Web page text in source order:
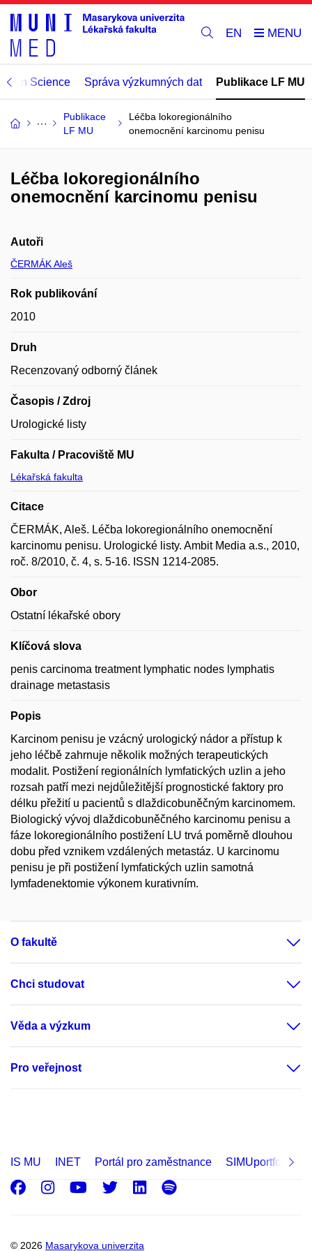
EN
Open Science Správa výzkumných dat Publikace LF MU
Publikace
LF MU
Léčba lokoregionálního
onemocnění karcinomu penisu
Léčba lokoregionálního
onemocnění karcinomu penisu
Autoři
ČERMÁK Aleš
Rok publikování
2010
Druh
Recenzovaný odborný článek
Časopis / Zdroj
Urologické listy
Fakulta / Pracoviště MU
Lékařská fakulta
Citace
ČERMÁK, Aleš. Léčba lokoregionálního onemocnění
karcinomu penisu. Urologické listy. Ambit Media a.s., 2010,
roč. 8/2010, č. 4, s. 5-16. ISSN 1214-2085.
Obor
Ostatní lékařské obory
Klíčová slova
penis carcinoma treatment lymphatic nodes lymphatis
drainage metastasis
Popis
Karcinom penisu je vzácný urologický nádor a přístup k
jeho léčbě zahrnuje několik možných terapeutických
modalit. Postižení regionálních lymfatických uzlin a jeho
rozsah patří mezi nejdůležitější prognostické faktory pro
délku přežití u pacientů s dlaždicobuněčným karcinomem.
Biologický vývoj dlaždicobuněčného karcinomu penisu a
fáze lokoregionálního postižení LU trvá poměrně dlouhou
dobu před vznikem vzdálených metastáz. U karcinomu
penisu je při postižení lymfatických uzlin samotná
lymfadenektomie výkonem kurativním.
O fakultě
Chci studovat
Věda a výzkum
Pro veřejnost
IS MU INET Portál pro zaměstnance SIMUportfolio
© 2026 Masarykova univerzita
Facebook
Instagram
Youtube
Twitter
LinkedIn
Spotify